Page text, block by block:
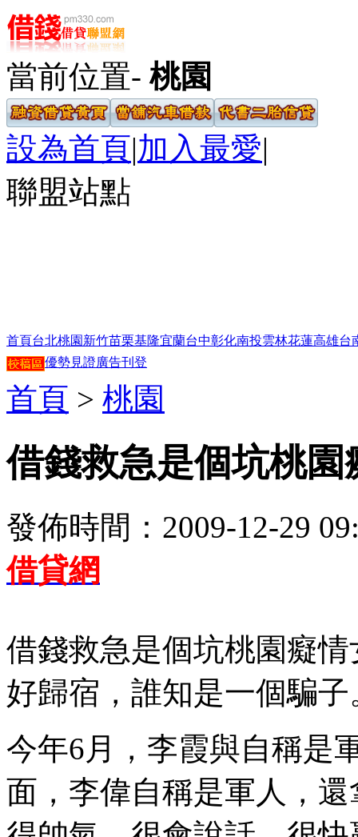
當前位置- 桃園
設為首頁|加入最愛|
聯盟站點
首頁台北桃園 新竹苗栗基隆宜蘭台中彰化南投雲林花蓮高雄台
優勢見證廣告刊登
首頁 > 桃園
借錢救急是個坑桃
發佈時間：2009-12-29
借貸網
借錢救急是個坑桃園癡
好歸宿，誰知是一個騙子
今年6月，李霞與自稱是
面，李偉自稱是軍人，